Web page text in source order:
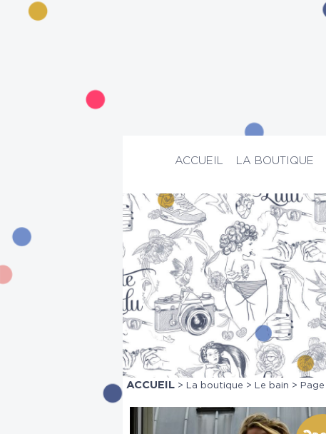
ACCUEIL LA BOUTIQUE
ACCUEIL > La boutique > Le bain > Page